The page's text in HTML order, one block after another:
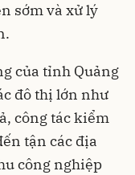
sớm và xử lý
của tỉnh Quảng
đô thị lớn như
công tác kiểm
tận các địa
công nghiệp